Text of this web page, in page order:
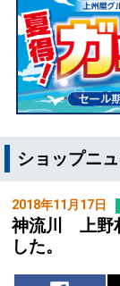
ショップニ
2018年11月17日
神流川 上野
した。